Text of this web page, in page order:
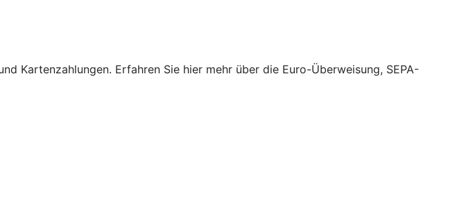
Kartenzahlungen. Erfahren Sie hier mehr über die Euro-Überweisung, SEPA-